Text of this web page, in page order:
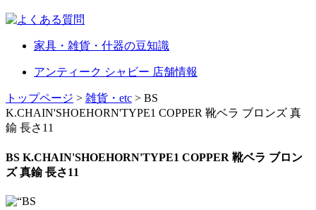
家具・雑貨・什器の豆知識
アンティーク シャビー 店舗情報
トップページ > 雑貨・etc > BS
K.CHAIN'SHOEHORN'TYPE1 COPPER 靴ベラ ブロンズ 真
鍮 長さ11
BS K.CHAIN'SHOEHORN'TYPE1 COPPER 靴ベラ ブロン
ズ 真鍮 長さ11